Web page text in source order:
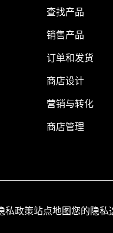
查找产品
销售产品
订单和发货
商店设计
营销与转化
商店管理
私政策站点地图您的隐私